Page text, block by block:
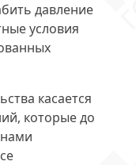
давление
условия
касается
которые до